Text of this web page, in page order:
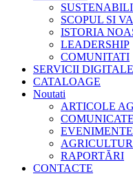
SCOPUL SI
ISTORIA
LEADERSHIP
COMUNITATI
SERVICII DIGITALE
CATALOAGE
Noutati
ARTICOLE
COMUNICATE
EVENIMENTE
RAPORTĂRI
CONTACTE